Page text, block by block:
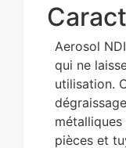
Aerosol
qui ne
utilisation.
métalliques
pièces et